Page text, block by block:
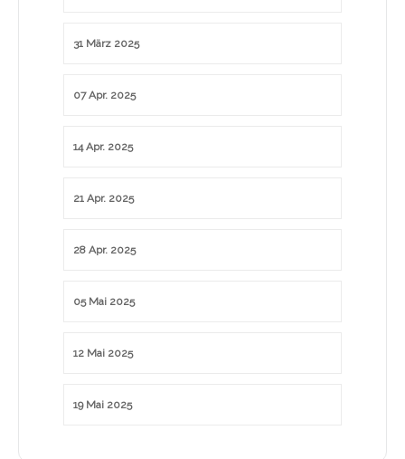
31 März 2025
07 Apr. 2025
14 Apr. 2025
21 Apr. 2025
28 Apr. 2025
05 Mai 2025
12 Mai 2025
19 Mai 2025